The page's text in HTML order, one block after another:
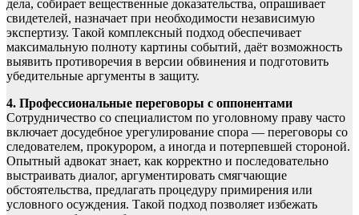
дела, собирает вещественные доказательства, опрашивает
свидетелей, назначает при необходимости независимую
экспертизу. Такой комплексный подход обеспечивает
максимальную полноту картины событий, даёт возможность
выявить противоречия в версии обвинения и подготовить
убедительные аргументы в защиту.
4. Профессиональные переговоры с оппонентами
Сотрудничество со специалистом по уголовному праву часто
включает досудебное урегулирование спора — переговоры со
следователем, прокурором, а иногда и потерпевшей стороной.
Опытный адвокат знает, как корректно и последовательно
выстраивать диалог, аргументировать смягчающие
обстоятельства, предлагать процедуру примирения или
условного осуждения. Такой подход позволяет избежать